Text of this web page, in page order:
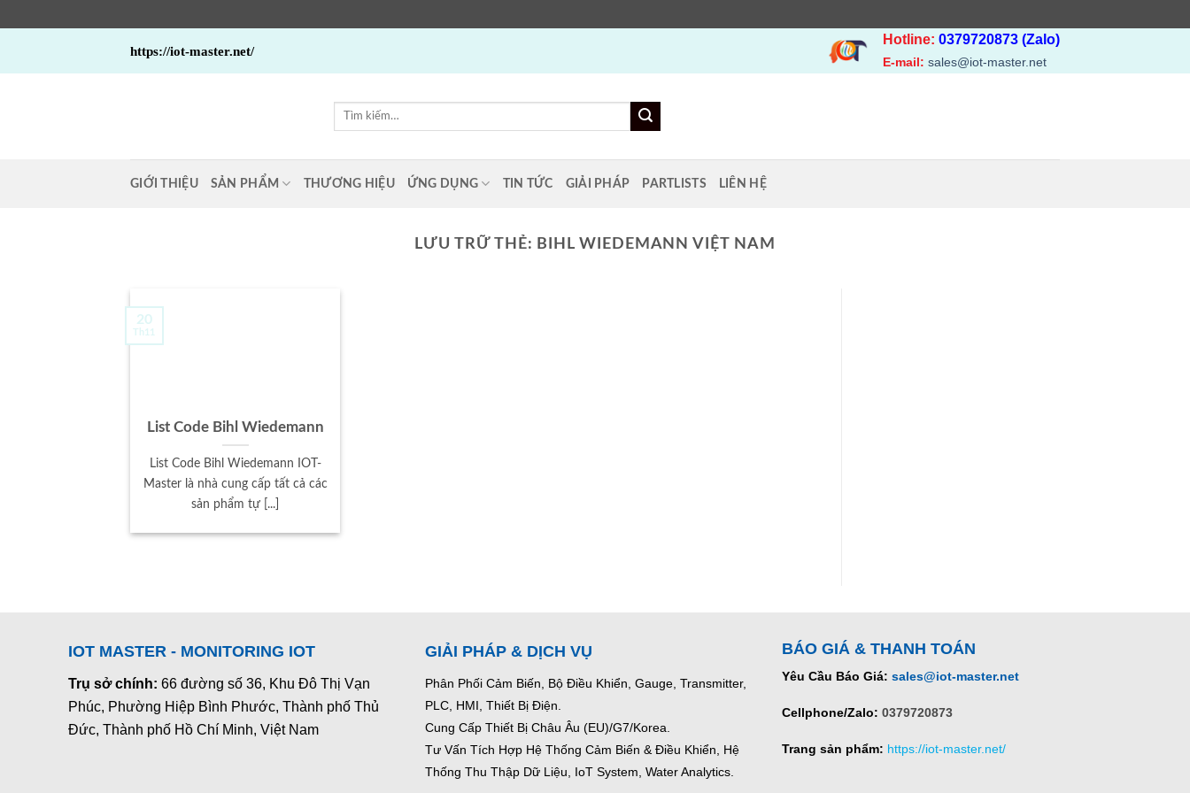
https://iot-master.net/
Hotline: 0379720873 (Zalo)
E-mail: sales@iot-master.net
Tìm
GIỚI THIỆU SẢN PHẨM THƯƠNG HIỆU ỨNG DỤNG TIN TỨC GIẢI PHÁP PARTLISTS LIÊN HỆ
LƯU TRỮ THẺ: BIHL WIEDEMANN VIỆT NAM
List Code Bihl Wiedemann
List Code Bihl Wiedemann IOT-
Master là nhà cung cấp tất cả các
sản phẩm tự [...]
20
Th11
IOT MASTER - MONITORING IOT
Trụ sở chính: 66 đường số 36, Khu Đô Thị Vạn
Phúc, Phường Hiệp Bình Phước, Thành phố Thủ
Đức, Thành phố Hồ Chí Minh, Việt Nam
GIẢI PHÁP & DỊCH VỤ
Phân Phối Cảm Biến, Bộ Điều Khiển, Gauge, Transmitter,
PLC, HMI, Thiết Bị Điện.
Cung Cấp Thiết Bị Châu Âu (EU)/G7/Korea.
Tư Vấn Tích Hợp Hệ Thống Cảm Biến & Điều Khiển, Hệ
Thống Thu Thập Dữ Liệu, IoT System, Water Analytics.
BÁO GIÁ & THANH TOÁN
Yêu Cầu Báo Giá: sales@iot-master.net
Cellphone/Zalo: 0379720873
Trang sản phẩm: https://iot-master.net/